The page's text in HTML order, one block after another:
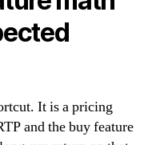
It is a pricing
and the buy feature